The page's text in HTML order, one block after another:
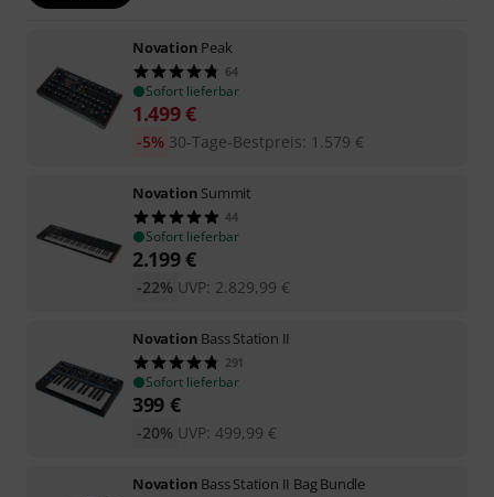
Novation Peak
64
Sofort lieferbar
1.499€
30-Tage-Bestpreis: 1.579 €
-5%
Novation Summit
44
Sofort lieferbar
2.199€
UVP: 2.829,99 €
-22%
Novation Bass Station II
291
Sofort lieferbar
399 €
UVP: 499,99 €
-20%
Novation Bass Station II Bag Bundle